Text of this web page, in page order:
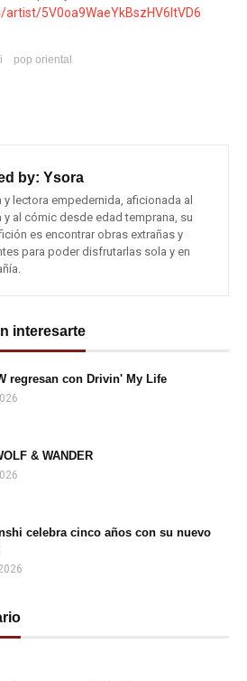
5V0oa9WaeYkBszHV6ItVD6
pop oriental
by: Ysora
y lectora empedernida, aficionada al
y al cómic desde edad temprana, su
es encontrar obras extrañas y
para poder disfrutarlas sola y en
interesarte
regresan con Drivin' My Life
& WANDER
celebra cinco años con su nuevo